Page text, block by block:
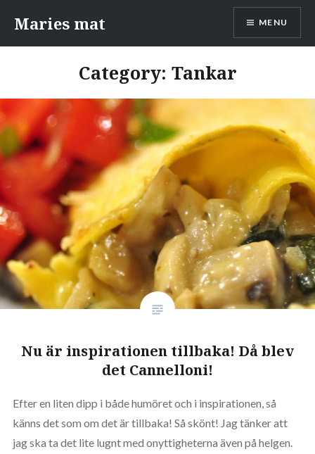
content
Maries mat MENU
Category: Tankar
Nu är inspira­tionen till­baka! Då blev
det Cannelloni!
Efter en liten dipp i både humöret och i inspirationen, så
känns det som om det är tillbaka! Så skönt! Jag tänker att
jag ska ta det lite lugnt med onyttigheterna även på helgen.